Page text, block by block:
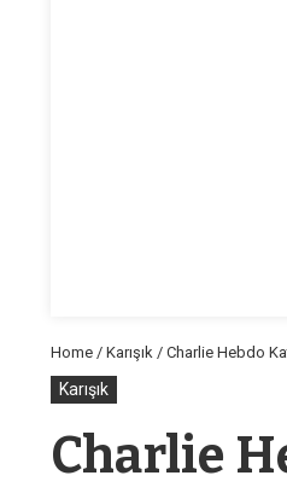
Home / Karışık / Charlie Hebdo
Karışık
Charlie